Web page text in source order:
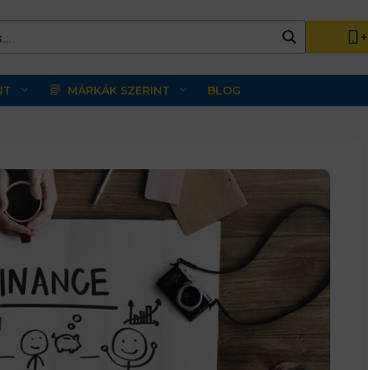
MÁRKÁK SZERINT BLOG